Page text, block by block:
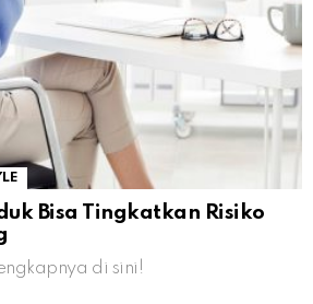
Bisa Tingkatkan Risiko
di sini!